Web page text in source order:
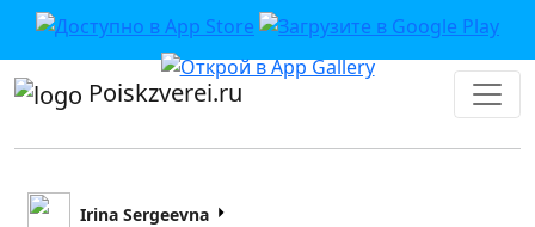
Poiskzverei.ru
Irina Sergeevna